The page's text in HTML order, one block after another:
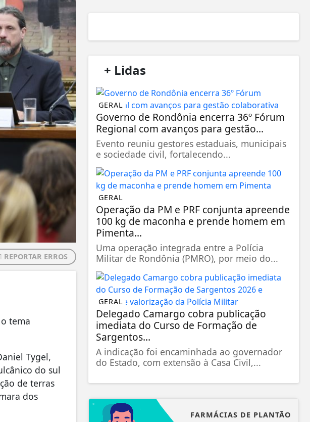
REPORTAR ERROS
tema
Tygel,
do sul
de terras
dos
+ Lidas
GERAL
Governo de Rondônia encerra 36º Fórum
Regional com avanços para gestão...
Evento reuniu gestores estaduais, municipais
e sociedade civil, fortalecendo...
GERAL
Operação da PM e PRF conjunta apreende
100 kg de maconha e prende homem em
Pimenta...
Uma operação integrada entre a Polícia
Militar de Rondônia (PMRO), por meio do...
GERAL
Delegado Camargo cobra publicação
imediata do Curso de Formação de
Sargentos...
A indicação foi encaminhada ao governador
do Estado, com extensão à Casa Civil,...
FARMÁCIAS DE PLANTÃO